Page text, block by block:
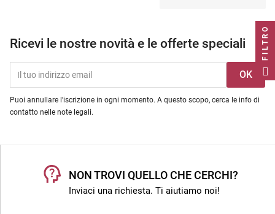
Ricevi le nostre novità e le offerte speciali
Puoi annullare l'iscrizione in ogni momento. A questo scopo, cerca le info di
contatto nelle note legali.
NON TROVI QUELLO CHE CERCHI?
Inviaci una richiesta. Ti aiutiamo noi!
FILTRO